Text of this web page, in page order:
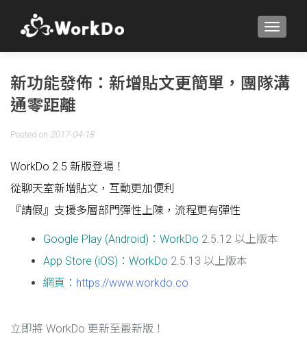
新功能發佈：新增貼文更簡單，團隊溝
通零距離
Posted on 2017-04-18
WorkDo 2.5 新版登場！
從聊天室新增貼文，互動更加便利
『請假』支援多層部門彈性上陳，流程更有彈性
Google Play (Android)：WorkDo 2.5.12 以上版本
App Store (iOS)：WorkDo 2.5.13 以上版本
網頁： https://www.workdo.co
立即將 WorkDo 更新至最新版！